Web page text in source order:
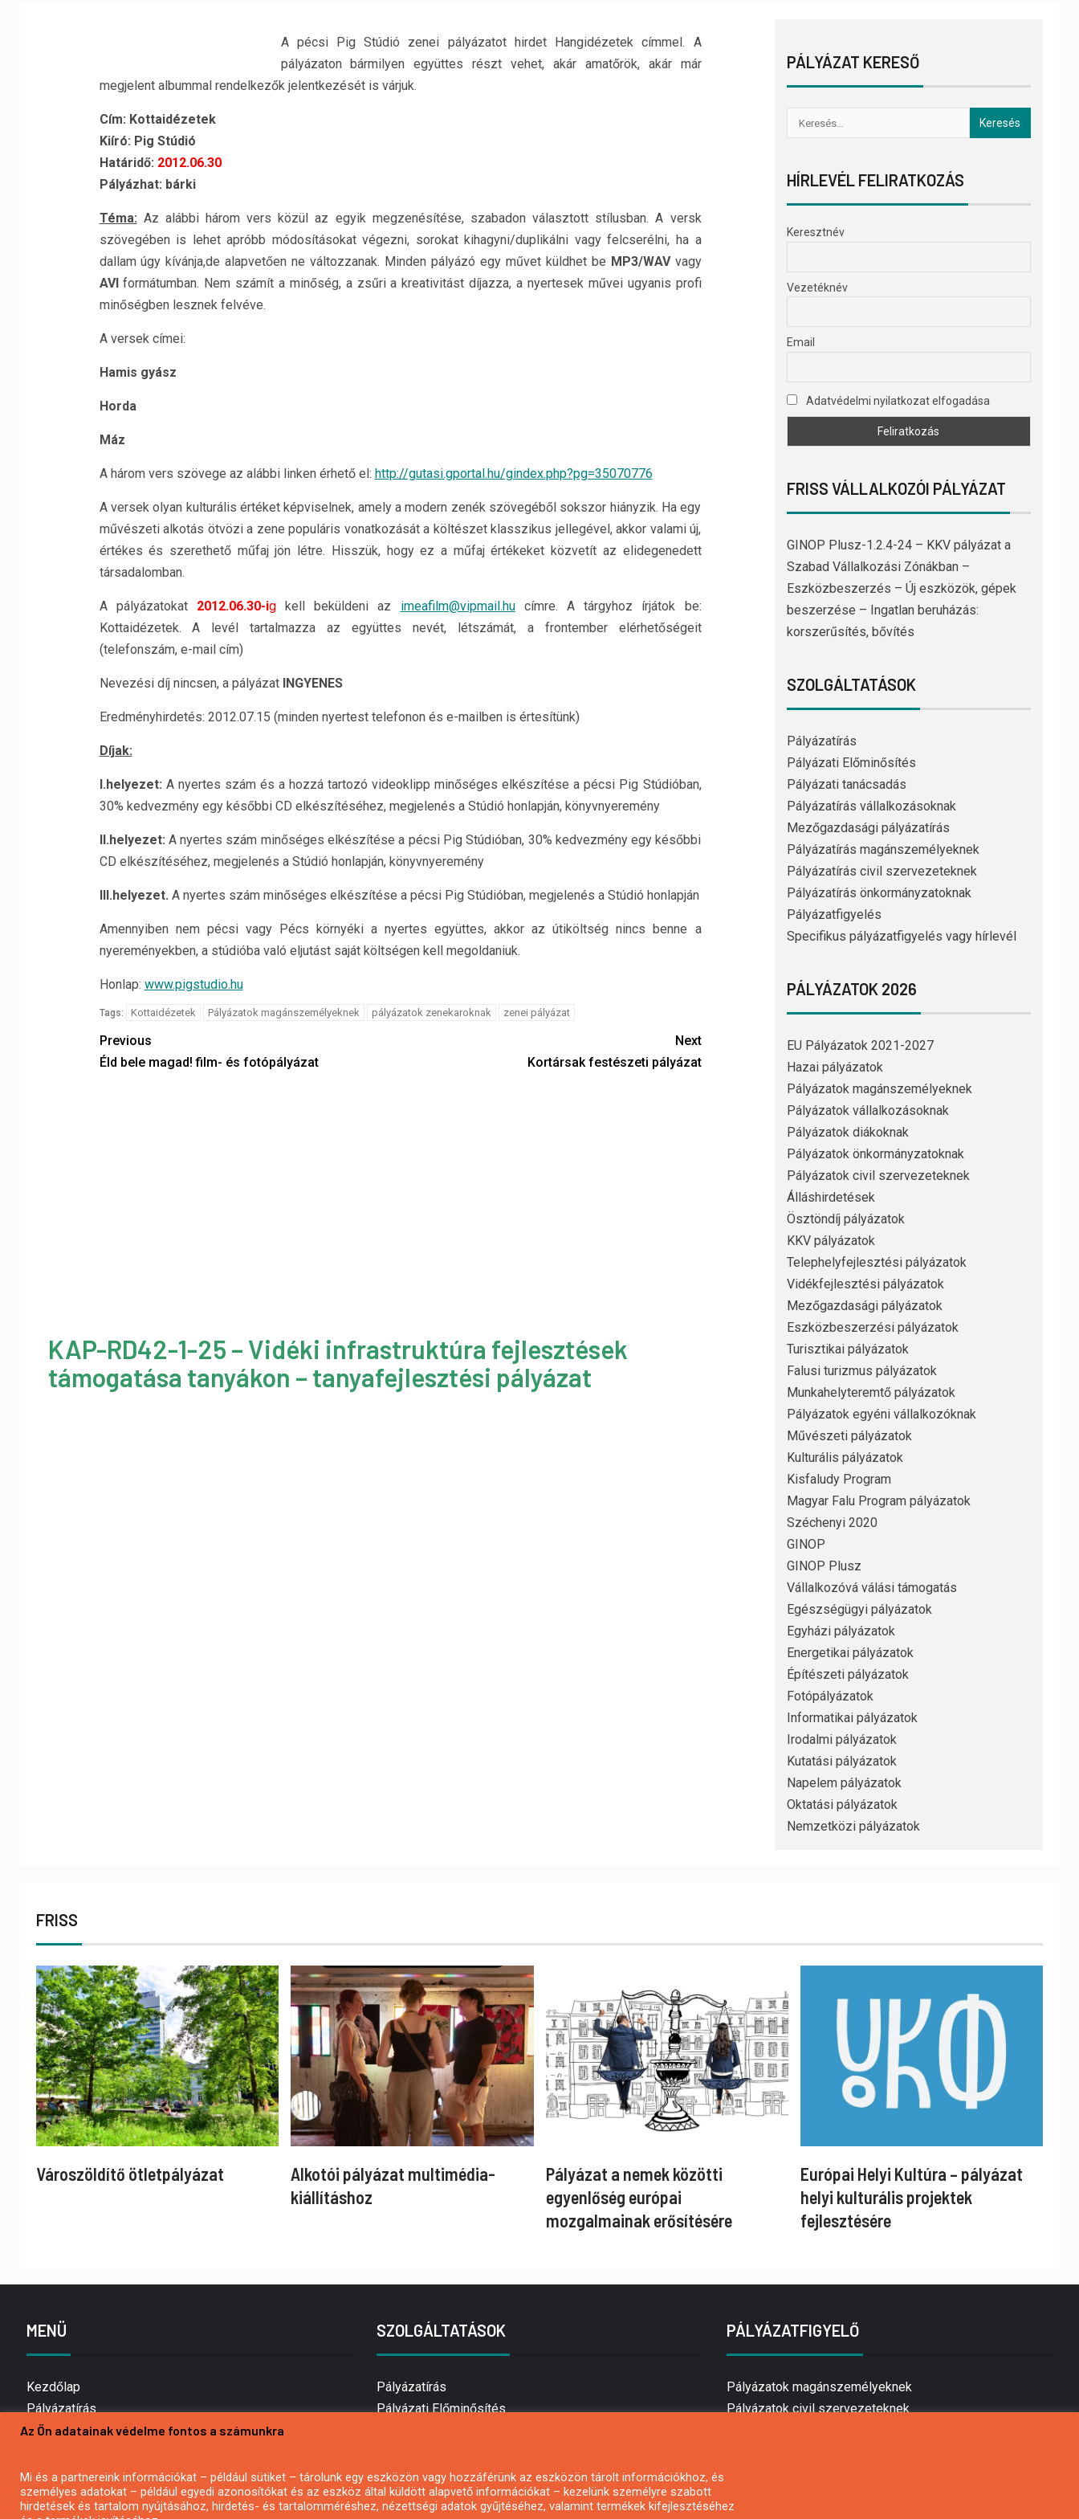
A pécsi Pig Stúdió zenei pályázatot hirdet Hangidézetek címmel. A
pályázaton bármilyen együttes részt vehet, akár amatőrök, akár már
megjelent albummal rendelkezők jelentkezését is várjuk.
Cím: Kottaidézetek
Kiíró: Pig Stúdió
Határidő: 2012.06.30
Pályázhat: bárki
Téma: Az alábbi három vers közül az egyik megzenésítése, szabadon választott stílusban. A versk
szövegében is lehet apróbb módosításokat végezni, sorokat kihagyni/duplikálni vagy felcserélni, ha a
dallam úgy kívánja,de alapvetően ne változzanak. Minden pályázó egy művet küldhet be MP3/WAV vagy
AVIformátumban. Nem számít a minőség, a zsűri a kreativitást díjazza, a nyertesek művei ugyanis profi
minőségben lesznek felvéve.
A versek címei:
Hamis gyász
Horda
Máz
A három vers szövege az alábbi linken érhető el: http://gutasi.gportal.hu/gindex.php?pg=35070776
A versek olyan kulturális értéket képviselnek, amely a modern zenék szövegéből sokszor hiányzik. Ha egy
művészeti alkotás ötvözi a zene populáris vonatkozását a költészet klasszikus jellegével, akkor valami új,
értékes és szerethető műfaj jön létre. Hisszük, hogy ez a műfaj értékeket közvetít az elidegenedett
társadalomban.
A pályázatokat 2012.06.30-igkell beküldeni az imeafilm@vipmail.hucímre. A tárgyhoz írjátok be:
Kottaidézetek. A levél tartalmazza az együttes nevét, létszámát, a frontember elérhetőségeit
(telefonszám, e-mail cím)
Nevezési díj nincsen, a pályázat INGYENES
Eredményhirdetés: 2012.07.15 (minden nyertest telefonon és e-mailben is értesítünk)
Díjak:
I.helyezet: A nyertes szám és a hozzá tartozó videoklipp minőséges elkészítése a pécsi Pig Stúdióban,
30% kedvezmény egy későbbi CD elkészítéséhez, megjelenés a Stúdió honlapján, könyvnyeremény
II.helyezet: A nyertes szám minőséges elkészítése a pécsi Pig Stúdióban, 30% kedvezmény egy későbbi
CD elkészítéséhez, megjelenés a Stúdió honlapján, könyvnyeremény
III.helyezet. A nyertes szám minőséges elkészítése a pécsi Pig Stúdióban, megjelenés a Stúdió honlapján
Amennyiben nem pécsi vagy Pécs környéki a nyertes együttes, akkor az útiköltség nincs benne a
nyereményekben, a stúdióba való eljutást saját költségen kell megoldaniuk.
Honlap: www.pigstudio.hu
Tags: Kottaidézetek Pályázatok magánszemélyeknek pályázatok zenekaroknak zenei pályázat
Previous
Éld bele magad! film- és fotópályázat
Next
Kortársak festészeti pályázat
KAP-RD42-1-25 – Vidéki infrastruktúra fejlesztések
támogatása tanyákon – tanyafejlesztési pályázat
PÁLYÁZAT KERESŐ
HÍRLEVÉL FELIRATKOZÁS
Keresztnév
Vezetéknév
Email
Adatvédelmi nyilatkozat elfogadása
FRISS VÁLLALKOZÓI PÁLYÁZAT
GINOP Plusz-1.2.4-24 – KKV pályázat a
Szabad Vállalkozási Zónákban –
Eszközbeszerzés – Új eszközök, gépek
beszerzése – Ingatlan beruházás:
korszerűsítés, bővítés
SZOLGÁLTATÁSOK
Pályázatírás
Pályázati Előminősítés
Pályázati tanácsadás
Pályázatírás vállalkozásoknak
Mezőgazdasági pályázatírás
Pályázatírás magánszemélyeknek
Pályázatírás civil szervezeteknek
Pályázatírás önkormányzatoknak
Pályázatfigyelés
Specifikus pályázatfigyelés vagy hírlevél
PÁLYÁZATOK 2026
EU Pályázatok 2021-2027
Hazai pályázatok
Pályázatok magánszemélyeknek
Pályázatok vállalkozásoknak
Pályázatok diákoknak
Pályázatok önkormányzatoknak
Pályázatok civil szervezeteknek
Álláshirdetések
Ösztöndíj pályázatok
KKV pályázatok
Telephelyfejlesztési pályázatok
Vidékfejlesztési pályázatok
Mezőgazdasági pályázatok
Eszközbeszerzési pályázatok
Turisztikai pályázatok
Falusi turizmus pályázatok
Munkahelyteremtő pályázatok
Pályázatok egyéni vállalkozóknak
Művészeti pályázatok
Kulturális pályázatok
Kisfaludy Program
Magyar Falu Program pályázatok
Széchenyi 2020
GINOP
GINOP Plusz
Vállalkozóvá válási támogatás
Egészségügyi pályázatok
Egyházi pályázatok
Energetikai pályázatok
Építészeti pályázatok
Fotópályázatok
Informatikai pályázatok
Irodalmi pályázatok
Kutatási pályázatok
Napelem pályázatok
Oktatási pályázatok
Nemzetközi pályázatok
FRISS
Városzöldítő ötletpályázat
Alkotói pályázat multimédia-
kiállításhoz
Pályázat a nemek közötti
egyenlőség európai
mozgalmainak erősítésére
Európai Helyi Kultúra – pályázat
helyi kulturális projektek
fejlesztésére
MENÜ
Kezdőlap
Pályázatírás
Bemutatkozás
Hírlevél feliratkozás
Impresszum
SZOLGÁLTATÁSOK
Pályázatírás
Pályázati Előminősítés
Mezőgazdasági pályázatírás
Pályázatírás magánszemélyeknek
PÁLYÁZATFIGYELŐ
Pályázatok magánszemélyeknek
Pályázatok civil szervezeteknek
Az Ön adatainak védelme fontos a számunkra
Mi és a partnereink információkat – például sütiket – tárolunk egy eszközön vagy hozzáférünk az eszközön tárolt információkhoz, és
személyes adatokat – például egyedi azonosítókat és az eszköz által küldött alapvető információkat – kezelünk személyre szabott
hirdetések és tartalom nyújtásához, hirdetés- és tartalomméréshez, nézettségi adatok gyűjtéséhez, valamint termékek kifejlesztéséhez